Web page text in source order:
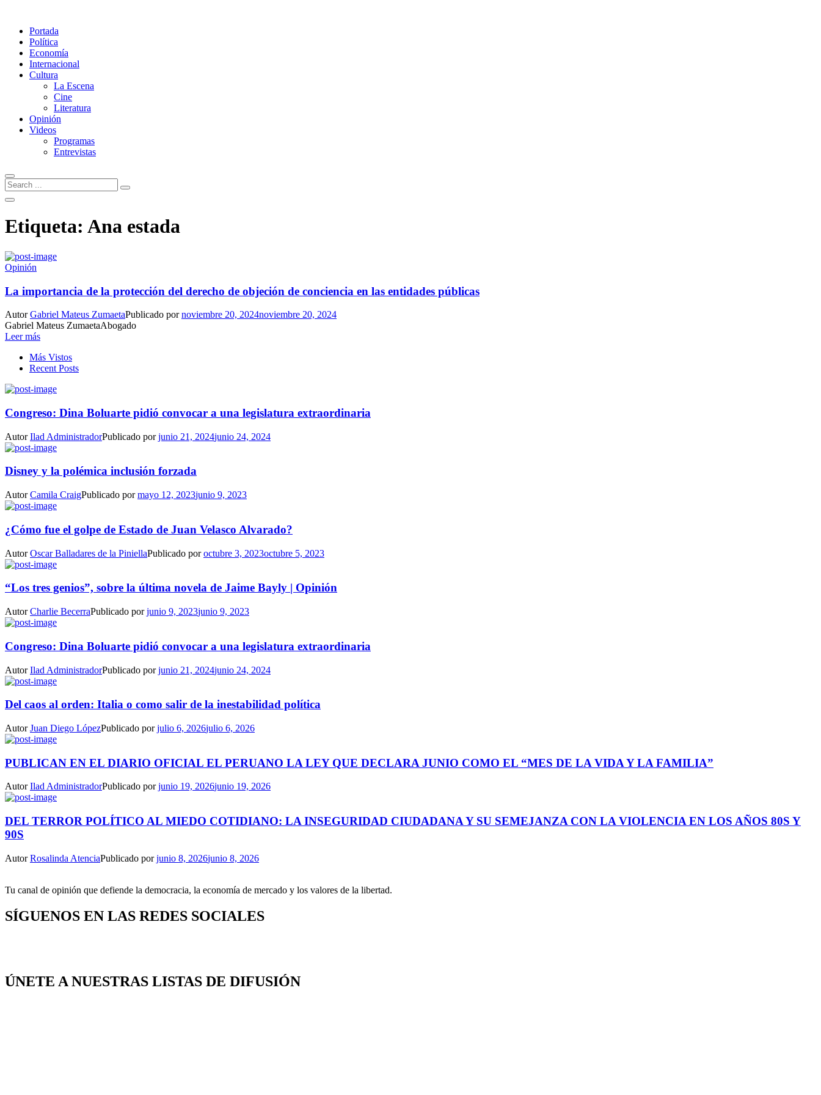
Portada
Política
Economía
Internacional
Cultura
La Escena
Cine
Literatura
Opinión
Videos
Programas
Entrevistas
Etiqueta: Ana estada
Opinión
La importancia de la protección del derecho de objeción de conciencia en las entidades públicas
AutorGabriel Mateus ZumaetaPublicado pornoviembre 20, 2024noviembre 20, 2024
Gabriel Mateus ZumaetaAbogado
Leer más
Más Vistos
Recent Posts
Congreso: Dina Boluarte pidió convocar a una legislatura extraordinaria
AutorIlad AdministradorPublicado porjunio 21, 2024junio 24, 2024
Disney y la polémica inclusión forzada
AutorCamila CraigPublicado pormayo 12, 2023junio 9, 2023
¿Cómo fue el golpe de Estado de Juan Velasco Alvarado?
AutorOscar Balladares de la PiniellaPublicado poroctubre 3, 2023octubre 5, 2023
“Los tres genios”, sobre la última novela de Jaime Bayly | Opinión
AutorCharlie BecerraPublicado porjunio 9, 2023junio 9, 2023
Congreso: Dina Boluarte pidió convocar a una legislatura extraordinaria
AutorIlad AdministradorPublicado porjunio 21, 2024junio 24, 2024
Del caos al orden: Italia o como salir de la inestabilidad política
AutorJuan Diego LópezPublicado porjulio 6, 2026julio 6, 2026
PUBLICAN EN EL DIARIO OFICIAL EL PERUANO LA LEY QUE DECLARA JUNIO COMO EL “MES DE LA VIDA Y LA FAMILIA”
AutorIlad AdministradorPublicado porjunio 19, 2026junio 19, 2026
DEL TERROR POLÍTICO AL MIEDO COTIDIANO: LA INSEGURIDAD CIUDADANA Y SU SEMEJANZA CON LA VIOLENCIA EN LOS AÑOS 80S Y
90S
AutorRosalinda AtenciaPublicado porjunio 8, 2026junio 8, 2026
Tu canal de opinión que defiende la democracia, la economía de mercado y los valores de la libertad.
SÍGUENOS EN LAS REDES SOCIALES
ÚNETE A NUESTRAS LISTAS DE DIFUSIÓN